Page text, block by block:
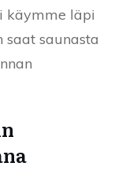
käymme läpi
saat saunasta